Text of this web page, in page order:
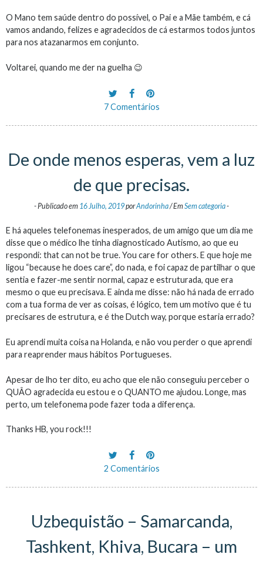
O Mano tem saúde dentro do possível, o Pai e a Mãe também, e cá
vamos andando, felizes e agradecidos de cá estarmos todos juntos
para nos atazanarmos em conjunto.
Voltarei, quando me der na guelha 😉
7 Comentários
De onde menos esperas, vem a luz
de que precisas.
-Publicado em 16 Julho, 2019porAndorinha/EmSem categoria-
E há aqueles telefonemas inesperados, de um amigo que um dia me
disse que o médico lhe tinha diagnosticado Autismo, ao que eu
respondi: that can not be true. You care for others. E que hoje me
ligou “because he does care”, do nada, e foi capaz de partilhar o que
sentia e fazer-me sentir normal, capaz e estruturada, que era
mesmo o que eu precisava. E ainda me disse: não há nada de errado
com a tua forma de ver as coisas, é lógico, tem um motivo que é tu
precisares de estrutura, e é the Dutch way, porque estaria errado?
Eu aprendi muita coisa na Holanda, e não vou perder o que aprendi
para reaprender maus hábitos Portugueses.
Apesar de lho ter dito, eu acho que ele não conseguiu perceber o
QUÂO agradecida eu estou e o QUANTO me ajudou. Longe, mas
perto, um telefonema pode fazer toda a diferença.
Thanks HB, you rock!!!
2 Comentários
Uzbequistão – Samarcanda,
Tashkent, Khiva, Bucara – um